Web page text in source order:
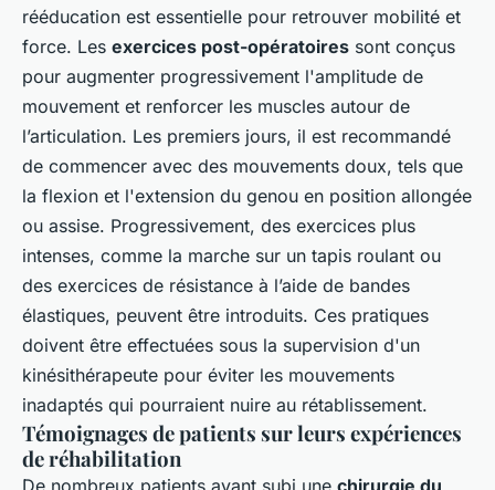
rééducation est essentielle pour retrouver mobilité et
force. Les exercices post-opératoires sont conçus
pour augmenter progressivement l'amplitude de
mouvement et renforcer les muscles autour de
l’articulation. Les premiers jours, il est recommandé
de commencer avec des mouvements doux, tels que
la flexion et l'extension du genou en position allongée
ou assise. Progressivement, des exercices plus
intenses, comme la marche sur un tapis roulant ou
des exercices de résistance à l’aide de bandes
élastiques, peuvent être introduits. Ces pratiques
doivent être effectuées sous la supervision d'un
kinésithérapeute pour éviter les mouvements
inadaptés qui pourraient nuire au rétablissement.
Témoignages de patients sur leurs expériences
de réhabilitation